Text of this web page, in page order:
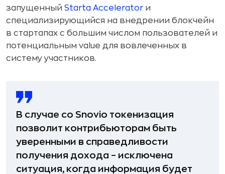
запущенный Starta Accelerator и
специализирующийся на внедрении блокчейн
в стартапах с большим числом пользователей и
потенциальным value для вовлеченных в
систему участников.
В случае со Snovio токенизация
позволит контрибьюторам быть
уверенными в справедливости
получения дохода – исключена
ситуация, когда информация будет